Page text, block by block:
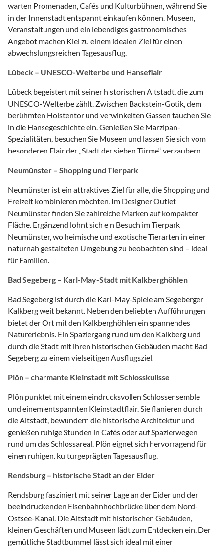
warten Promenaden, Cafés und Kulturbühnen, während Sie
in der Innenstadt entspannt einkaufen können. Museen,
Veranstaltungen und ein lebendiges gastronomisches
Angebot machen Kiel zu einem idealen Ziel für einen
abwechslungsreichen Tagesausflug.
Lübeck – UNESCO-Welterbe und Hanseflair
Lübeck begeistert mit seiner historischen Altstadt, die zum
UNESCO-Welterbe zählt. Zwischen Backstein-Gotik, dem
berühmten Holstentor und verwinkelten Gassen tauchen Sie
in die Hansegeschichte ein. Genießen Sie Marzipan-
Spezialitäten, besuchen Sie Museen und lassen Sie sich vom
besonderen Flair der „Stadt der sieben Türme“ verzaubern.
Neumünster – Shopping und Tierpark
Neumünster ist ein attraktives Ziel für alle, die Shopping und
Freizeit kombinieren möchten. Im Designer Outlet
Neumünster finden Sie zahlreiche Marken auf kompakter
Fläche. Ergänzend lohnt sich ein Besuch im Tierpark
Neumünster, wo heimische und exotische Tierarten in einer
naturnah gestalteten Umgebung zu beobachten sind – ideal
für Familien.
Bad Segeberg – Karl-May-Stadt mit Kalkberghöhlen
Bad Segeberg ist durch die Karl-May-Spiele am Segeberger
Kalkberg weit bekannt. Neben den beliebten Aufführungen
bietet der Ort mit den Kalkberghöhlen ein spannendes
Naturerlebnis. Ein Spaziergang rund um den Kalkberg und
durch die Stadt mit ihren historischen Gebäuden macht Bad
Segeberg zu einem vielseitigen Ausflugsziel.
Plön – charmante Kleinstadt mit Schlosskulisse
Plön punktet mit einem eindrucksvollen Schlossensemble
und einem entspannten Kleinstadtflair. Sie flanieren durch
die Altstadt, bewundern die historische Architektur und
genießen ruhige Stunden in Cafés oder auf Spazierwegen
rund um das Schlossareal. Plön eignet sich hervorragend für
einen ruhigen, kulturgeprägten Tagesausflug.
Rendsburg – historische Stadt an der Eider
Rendsburg fasziniert mit seiner Lage an der Eider und der
beeindruckenden Eisenbahnhochbrücke über dem Nord-
Ostsee-Kanal. Die Altstadt mit historischen Gebäuden,
kleinen Geschäften und Museen lädt zum Entdecken ein. Der
gemütliche Stadtbummel lässt sich ideal mit einer